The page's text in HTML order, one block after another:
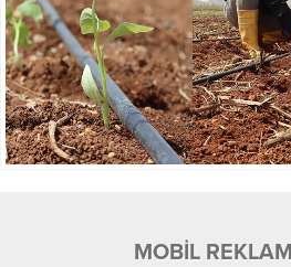
MOBİL